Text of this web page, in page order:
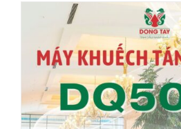
ADD TO CART /